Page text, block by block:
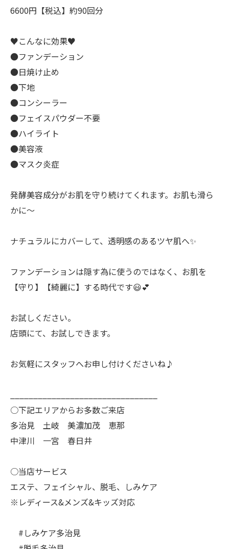
6600円【税込】約90回分
♥️こんなに効果♥️
●ファンデーション
●日焼け止め
●下地
●コンシーラー
●フェイスパウダー不要
●ハイライト
●美容液
●マスク炎症
発酵美容成分がお肌を守り続けてくれます。お肌も滑ら
かに～
ナチュラルにカバーして、透明感のあるツヤ肌へ✨
ファンデーションは隠す為に使うのではなく、お肌を
【守り】【綺麗に】する時代です😃💕
お試しください。
店頭にて、お試しできます。
お気軽にスタッフへお申し付けくださいね♪
○下記エリアからお多数ご来店
多治見 土岐 美濃加茂 恵那
中津川 一宮 春日井
○当店サービス
エステ、フェイシャル、脱毛、しみケア
※レディース&メンズ&キッズ対応
#しみケア多治見